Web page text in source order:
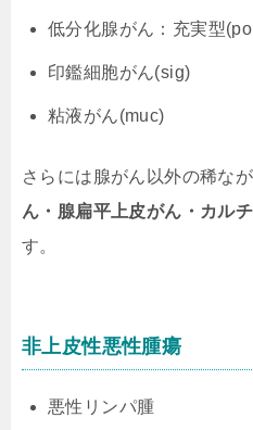
低分化腺がん：充実型
印鑑細胞がん(sig)
粘液がん(muc)
さらには腺がん以外の稀なが
ん・腺扁平上皮がん・カル
す。
非上皮性悪性腫瘍
悪性リンパ腫